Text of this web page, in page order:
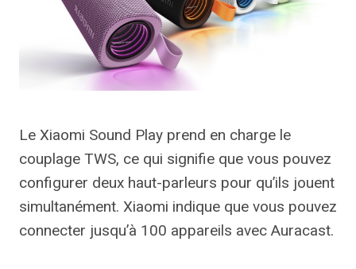
Le Xiaomi Sound Play prend en charge le
couplage TWS, ce qui signifie que vous pouvez
configurer deux haut-parleurs pour qu’ils jouent
simultanément. Xiaomi indique que vous pouvez
connecter jusqu’à 100 appareils avec Auracast.